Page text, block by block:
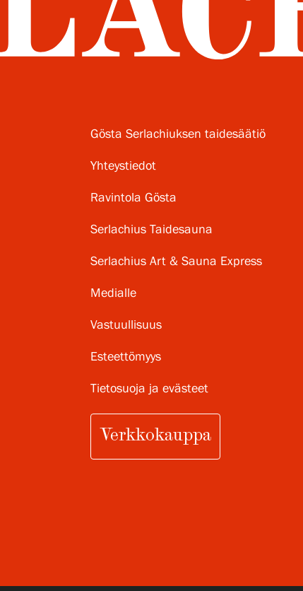
Gösta Serlachiuksen taidesäätiö
Yhteystiedot
Ravintola Gösta
Serlachius Taidesauna
Serlachius Art & Sauna Express
Medialle
Vastuullisuus
Esteettömyys
Tietosuoja ja evästeet
Verkkokauppa